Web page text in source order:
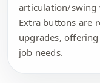
articulation/swing
Extra buttons are
upgrades,
job needs.